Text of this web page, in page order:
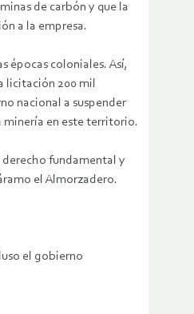
de carbón y que la
a la empresa.
épocas coloniales. Así,
licitación 200 mil
nacional a suspender
minería en este territorio.
derecho fundamental y
el Almorzadero.
el gobierno